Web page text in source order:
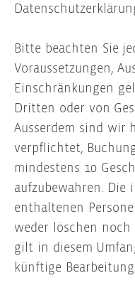
Bitte beachten Sie
Voraussetzungen,
Einschränkungen
Dritten oder von
Ausserdem sind wir
verpflichtet,
mindestens 10
aufzubewahren. Die
enthaltenen
weder löschen noch
gilt in diesem
künftige